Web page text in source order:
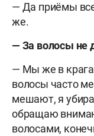
— Да приёмы
же.
— За волосы не
— Мы же в
волосы часто
мешают, я
обращаю
волосами,